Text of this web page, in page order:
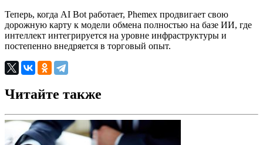
Теперь, когда AI Bot работает, Phemex продвигает свою
дорожную карту к модели обмена полностью на базе ИИ, где
интеллект интегрируется на уровне инфраструктуры и
постепенно внедряется в торговый опыт.
Читайте также